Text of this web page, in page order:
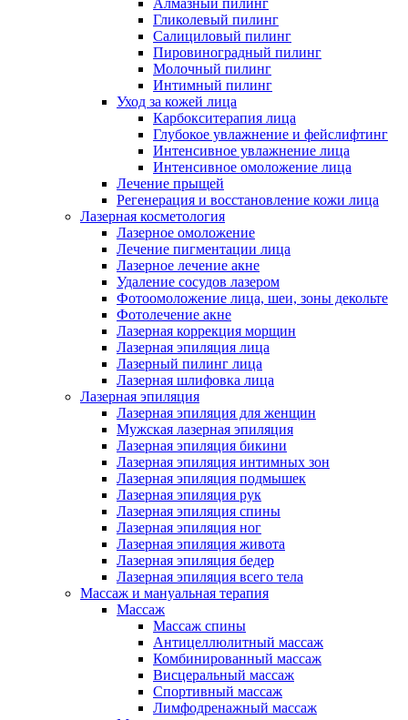
Алмазный пилинг
Гликолевый пилинг
Салициловый пилинг
Пировиноградный пилинг
Молочный пилинг
Интимный пилинг
Уход за кожей лица
Карбокситерапия лица
Глубокое увлажнение и фейслифтинг
Интенсивное увлажнение лица
Интенсивное омоложение лица
Лечение прыщей
Регенерация и восстановление кожи лица
Лазерная косметология
Лазерное омоложение
Лечение пигментации лица
Лазерное лечение акне
Удаление сосудов лазером
Фотоомоложение лица, шеи, зоны декольте
Фотолечение акне
Лазерная коррекция морщин
Лазерная эпиляция лица
Лазерный пилинг лица
Лазерная шлифовка лица
Лазерная эпиляция
Лазерная эпиляция для женщин
Мужская лазерная эпиляция
Лазерная эпиляция бикини
Лазерная эпиляция интимных зон
Лазерная эпиляция подмышек
Лазерная эпиляция рук
Лазерная эпиляция спины
Лазерная эпиляция ног
Лазерная эпиляция живота
Лазерная эпиляция бедер
Лазерная эпиляция всего тела
Массаж и мануальная терапия
Массаж
Массаж спины
Антицеллюлитный массаж
Комбинированный массаж
Висцеральный массаж
Спортивный массаж
Лимфодренажный массаж